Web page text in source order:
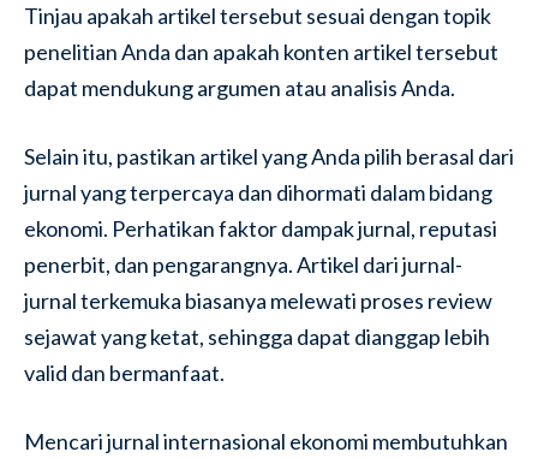
Tinjau apakah artikel tersebut sesuai dengan topik
penelitian Anda dan apakah konten artikel tersebut
dapat mendukung argumen atau analisis Anda.
Selain itu, pastikan artikel yang Anda pilih berasal dari
jurnal yang terpercaya dan dihormati dalam bidang
ekonomi. Perhatikan faktor dampak jurnal, reputasi
penerbit, dan pengarangnya. Artikel dari jurnal-
jurnal terkemuka biasanya melewati proses review
sejawat yang ketat, sehingga dapat dianggap lebih
valid dan bermanfaat.
Mencari jurnal internasional ekonomi membutuhkan